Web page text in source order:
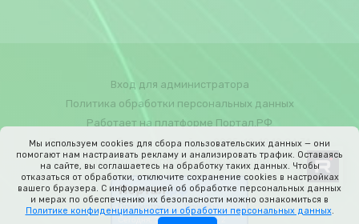
Мы используем cookies для сбора пользовательских данных — они
помогают нам настраивать рекламу и анализировать трафик. Оставаясь
на сайте, вы соглашаетесь на обработку таких данных. Чтобы
отказаться от обработки, отключите сохранение cookies в настройках
вашего браузера. С информацией об обработке персональных данных
и мерах по обеспечению их безопасности можно ознакомиться в
Политике конфиденциальности и обработки персональных данных.
Вход для администратора
Политика обработки персональных данных
Работает на платформе Портал.РФ
Последние обновление сайта: 2025-12-19 19:24:31
Центр поддержки пользователей